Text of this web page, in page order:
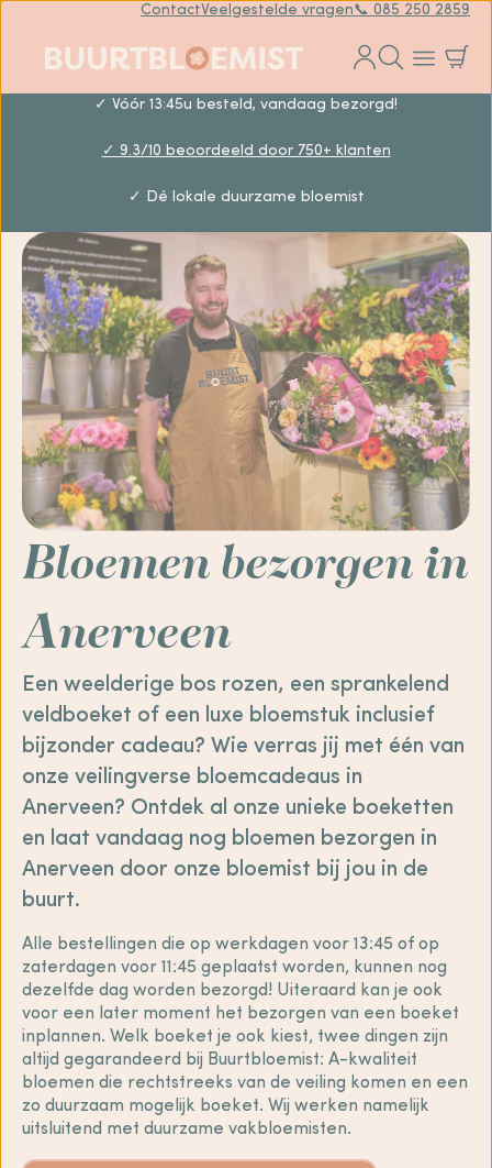
ContactVeelgestelde vragen📞 085 250 2859
✓ Vóór 13:45u besteld, vandaag bezorgd!
✓ 9.3/10 beoordeeld door 750+ klanten
✓ Dé lokale duurzame bloemist
Bloemen bezorgen in
Anerveen
Een weelderige bos rozen, een sprankelend
veldboeket of een luxe bloemstuk inclusief
bijzonder cadeau? Wie verras jij met één van
onze veilingverse bloemcadeaus in
Anerveen? Ontdek al onze unieke boeketten
en laat vandaag nog bloemen bezorgen in
Anerveen door onze bloemist bij jou in de
buurt.
Alle bestellingen die op werkdagen voor 13:45 of op
zaterdagen voor 11:45 geplaatst worden, kunnen nog
dezelfde dag worden bezorgd! Uiteraard kan je ook
voor een later moment het bezorgen van een boeket
inplannen. Welk boeket je ook kiest, twee dingen zijn
altijd gegarandeerd bij Buurtbloemist: A-kwaliteit
bloemen die rechtstreeks van de veiling komen en een
zo duurzaam mogelijk boeket. Wij werken namelijk
uitsluitend met duurzame vakbloemisten.